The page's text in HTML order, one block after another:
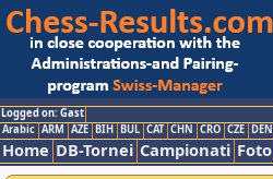
Logged on: Gast
Arabic ARM AZE BIH BUL CAT CHN CRO CZE DEN
Home DB-Tornei Campionati Foto